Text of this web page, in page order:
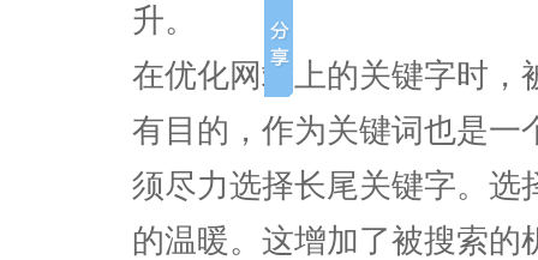
升。
在优化网站上的关键字时，
有目的，作为关键词也是一
须尽力选择长尾关键字。选
的温暖。这增加了被搜索的